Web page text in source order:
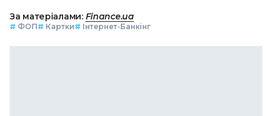
За матеріалами: Finance.ua
# ФОП# Картки# Інтернет-Банкінг